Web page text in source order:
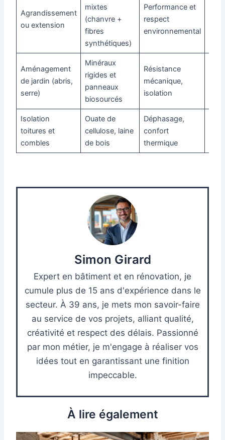
Agrandissement
ou extension
mixtes
(chanvre +
fibres
synthétiques)
Performance et
respect
environnemental
Aménagement
de jardin (abris,
serre)
Minéraux
rigides et
panneaux
biosourcés
Résistance
mécanique,
isolation
Isolation
toitures et
combles
Ouate de
cellulose, laine
de bois
Déphasage,
confort
thermique
Simon Girard
Expert en bâtiment et en rénovation, je
cumule plus de 15 ans d'expérience dans le
secteur. À 39 ans, je mets mon savoir-faire
au service de vos projets, alliant qualité,
créativité et respect des délais. Passionné
par mon métier, je m'engage à réaliser vos
idées tout en garantissant une finition
impeccable.
À lire également